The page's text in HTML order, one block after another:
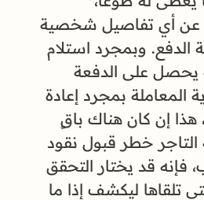
عن أي تفاصيل شخصية
الدفع. وبمجرد استلام
يحصل على الدفعة
المعاملة بمجرد إعادة
هذا إن كان هناك باقٍ
التاجر خطر قبول نقود
فإنه قد يختار التحقق
تلقاها ليكشف إذا ما